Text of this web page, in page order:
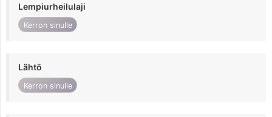
Lempiurheilulaji
Kerron sinulle
Lähtö
Kerron sinulle